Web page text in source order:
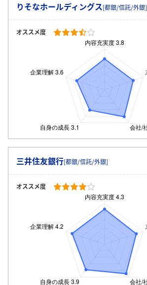
りそなホールディングス[都銀/信託/外銀]
オススメ度
三井住友銀行[都銀/信託/外銀]
オススメ度